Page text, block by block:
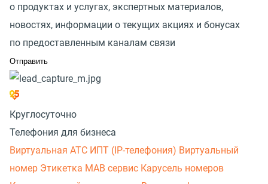
о продуктах и услугах, экспертных материалов,
новостях, информации о текущих акциях и бонусах
по предоставленным каналам связи
Круглосуточно
Телефония для бизнеса
Виртуальная АТС ИПТ (IP-телефония) Виртуальный
номер Этикетка МАВ сервис Карусель номеров